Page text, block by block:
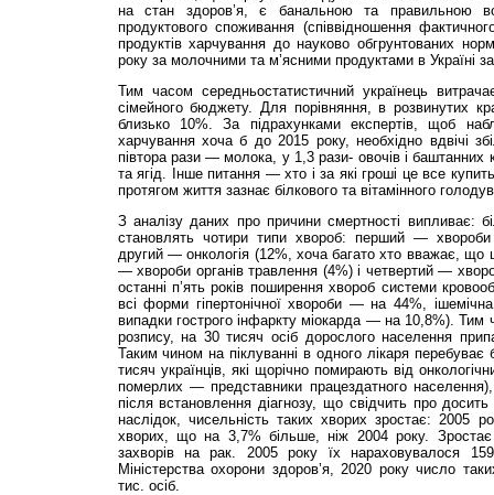
на стан здоров’я, є банальною та правильною
продуктового споживання (співвідношення
продуктів харчування до науково обгрунтованих
року за молочними та м’ясними продуктами в Україні
Тим часом середньостатистичний українець
сімейного бюджету. Для порівняння, в розвинутих
близько 10%. За підрахунками експертів, щоб
харчування хоча б до 2015 року, необхідно вдвічі
півтора рази — молока, у 1,3 рази- овочів і баштанних
та ягід. Інше питання — хто і за які гроші це все
протягом життя зазнає білкового та вітамінного
З аналізу даних про причини смертності випливає:
становлять чотири типи хвороб: перший — хвороби
другий — онкологія (12%, хоча багато хто вважає, що
— хвороби органів травлення (4%) і четвертий —
останні п’ять років поширення хвороб системи
всі форми гіпертонічної хвороби — на 44%,
випадки гострого інфаркту міокарда — на 10,8%). Тим
розпису, на 30 тисяч осіб дорослого населення
Таким чином на піклуванні в одного лікаря
тисяч українців, які щорічно помирають від
померлих — представники працездатного
після встановлення діагнозу, що свідчить про досить
наслідок, чисельність таких хворих зростає: 2005
хворих, що на 3,7% більше, ніж 2004 року. Зростає
захворів на рак. 2005 року їх нараховувалося
Міністерства охорони здоров’я, 2020 року число
тис. осіб.